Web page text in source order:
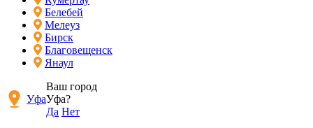
Белебей
Мелеуз
Бирск
Благовещенск
Янаул
Уфа
Ваш город
Уфа?
Да Нет